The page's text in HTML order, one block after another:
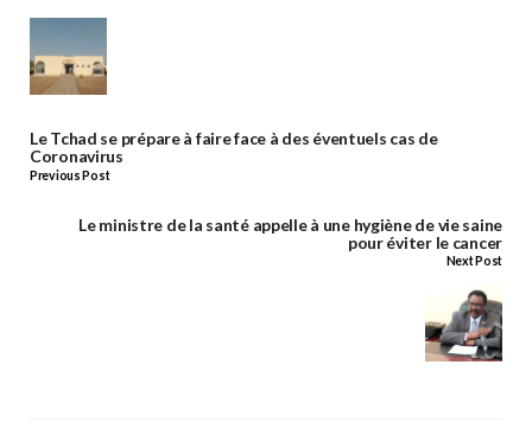
Le Tchad se prépare à faire face à des éventuels cas de
Coronavirus
Previous Post
Le ministre de la santé appelle à une hygiène de vie saine
pour éviter le cancer
Next Post